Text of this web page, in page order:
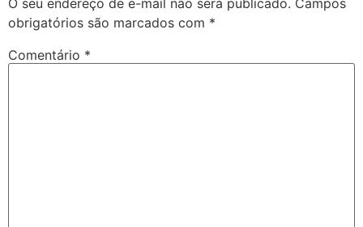
obrigatórios são marcados com *
Comentário *